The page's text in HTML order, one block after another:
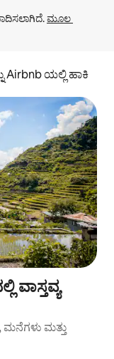
ಮೂಲ
Airbnb ಯಲ್ಲಿ ಹಾಕಿ
ವಾಸ್ತವ್ಯ
ಮನೆಗಳು ಮತ್ತು